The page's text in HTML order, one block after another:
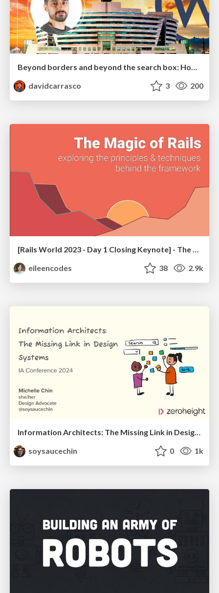
Beyond borders and beyond the search box: How to win the global "messy middle" with AI-driven SEO
davidcarrasco
3 200
[Rails World 2023 - Day 1 Closing Keynote] - The Magic of Rails
eileencodes
38 2.9k
soysaucechin
0 1k